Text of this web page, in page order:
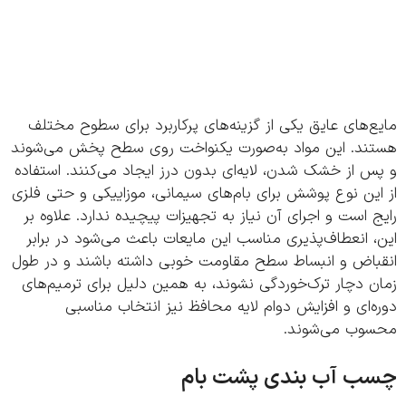
عایق یکی از گزینه‌های پرکاربرد برای سطوح مختلف
این مواد به‌صورت یکنواخت روی سطح پخش می‌شوند
از خشک شدن، لایه‌ای بدون درز ایجاد می‌کنند. استفاده
نوع پوشش برای بام‌های سیمانی، موزاییکی و حتی فلزی
است و اجرای آن نیاز به تجهیزات پیچیده ندارد. علاوه بر
انعطاف‌پذیری مناسب این مایعات باعث می‌شود در برابر
و انبساط سطح مقاومت خوبی داشته باشند و در طول
دچار ترک‌خوردگی نشوند، به همین دلیل برای ترمیم‌های
و افزایش دوام لایه محافظ نیز انتخاب مناسبی
می‌شوند.
آب بندی پشت بام